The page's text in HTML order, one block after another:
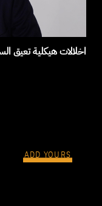
اخلالات هيكلية تعيق
ADD YOURS